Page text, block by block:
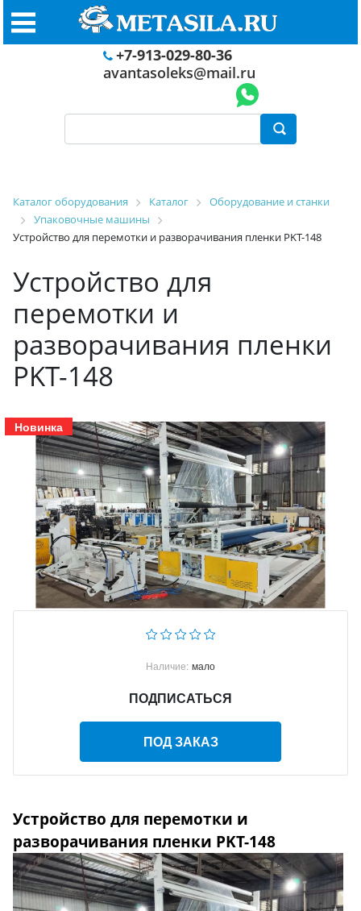
+7-913-029-80-36
avantasoleks@mail.ru
Каталог оборудования Каталог
Оборудование и станки
Упаковочные машины
Устройство для перемотки и разворачивания пленки PKT-148
Устройство для
перемотки и
разворачивания пленки
PKT-148
Новинка
Наличие: мало
ПОДПИСАТЬСЯ
ПОД ЗАКАЗ
Устройство для перемотки и
разворачивания пленки PKT-148